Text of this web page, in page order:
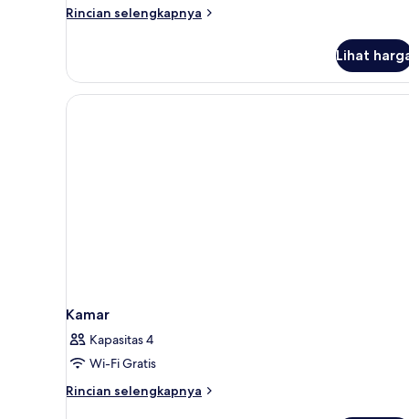
Rincian selengkapnya
Rincian
King
room
with
Lihat
Kamar
Kapasitas 4
Wi-Fi Gratis
Rincian selengkapnya
Rincian